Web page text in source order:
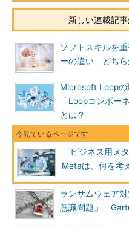
新しい連載記
ソフトスキルを
ーの違い どちら
Microsoft Loopの
「Loopコンポー
とは？
「ビジネス用メ
Metaは、何を考
ランサムウェア
意識問題」